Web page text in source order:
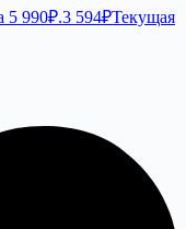
5 990₽.3 594₽Текущая